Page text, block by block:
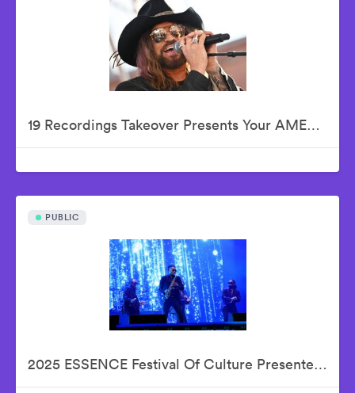
19 Recordings Takeover Presents Your AMERICAN IDOLS - Live In Concert
PUBLIC
2025 ESSENCE Festival Of Culture Presented By Coca-Cola - Babyface